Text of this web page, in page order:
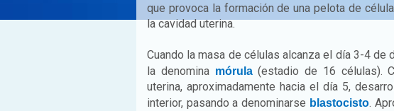
que provoca la formación de una pelota de
la cavidad uterina.
Cuando la masa de células alcanza el día 3-4 de
la denomina mórula(estadio de 16 células).
uterina, aproximadamente hacia el día 5,
interior, pasando a denominarse blastocisto.